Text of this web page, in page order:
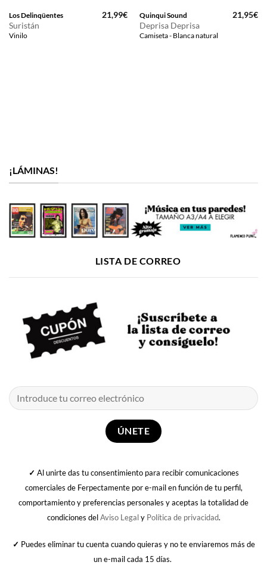
Los Delinqüentes
Suristán
Vinilo
21,99€ Quinqui Sound
Deprisa Deprisa
Camiseta - Blanca natural
21,95€
¡LÁMINAS!
LISTA DE CORREO
✓ Al unirte das tu consentimiento para recibir comunicaciones
comerciales de Ferpectamente por e-mail en función de tu perfil,
comportamiento y preferencias personales y aceptas la totalidad de
condiciones delAviso Legaly Política de privacidad.
✓ Puedes eliminar tu cuenta cuando quieras y no te enviaremos más de
un e-mail cada 15 días.